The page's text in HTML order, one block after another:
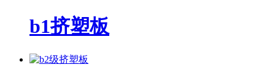
b1挤塑板